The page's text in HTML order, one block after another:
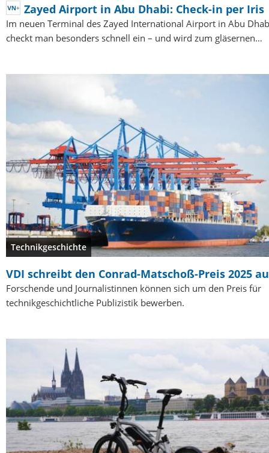
Zayed Airport in Abu Dhabi: Check-in per Iris
Im neuen Terminal des Zayed International Airport in Abu
checkt man besonders schnell ein – und wird zum gläsernen…
Technikgeschichte
VDI schreibt den Conrad-Matschoß-Preis 2025
Forschende und Journalistinnen können sich um den Preis für
technikgeschichtliche Publizistik bewerben.